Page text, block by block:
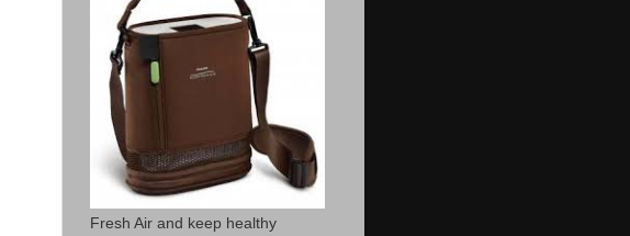
Fresh Air and keep healthy